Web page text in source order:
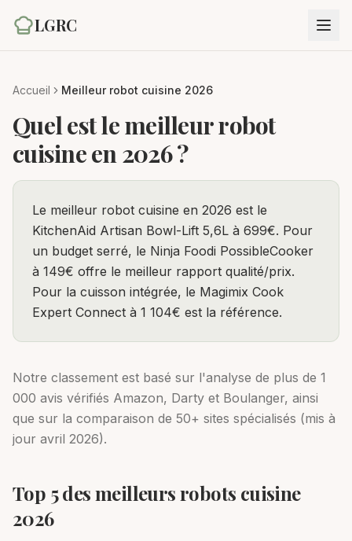
LGRC
Accueil Meilleur robot cuisine 2026
Quel est le meilleur robot
cuisine en 2026 ?
Réponse directe
Le meilleur robot cuisine en 2026 est le
KitchenAid Artisan Bowl-Lift 5,6L à 699€. Pour
un budget serré, le Ninja Foodi PossibleCooker
à 149€ offre le meilleur rapport qualité/prix.
Pour la cuisson intégrée, le Magimix Cook
Expert Connect à 1 104€ est la référence.
Notre classement est basé sur l'analyse de plus de 1
000 avis vérifiés Amazon, Darty et Boulanger, ainsi
que sur la comparaison de 50+ sites spécialisés (mis à
jour avril 2026).
Top 5 des meilleurs robots cuisine
2026